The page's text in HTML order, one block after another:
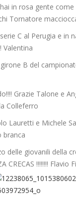
in rosa gente come
Tornatore
C al Perugia e in
Valentina
B del
Grazie Talone e
Colleferro
Lauretti e Michele
branca
delle giovanili della
CRECAS !!!!!!!! Flavio